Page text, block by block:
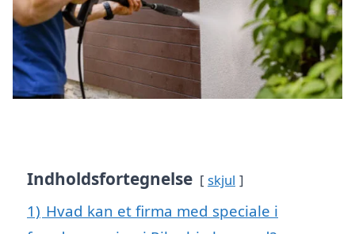
Indholdsfortegnelse skjul
1) Hvad kan et firma med speciale i